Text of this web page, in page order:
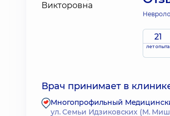
21
лет опыта
Врач принимает в
Многопрофильный
ул. Семьи Идзиковских (М.